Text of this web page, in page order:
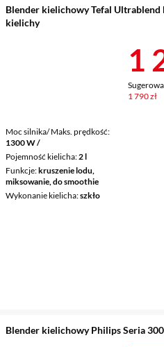
Blender kielichowy Tefal Ultrablend
kielichy
Moc silnika/ Maks. prędkość
1300 W /
Pojemność kielicha 2 l
Funkcje kruszenie lodu,
miksowanie, do smoothie
Wykonanie kielicha szkło
1
1 790 zł
Blender kielichowy Philips Seria